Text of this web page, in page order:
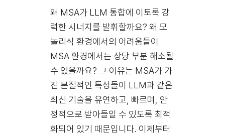
왜 MSA가 LLM 통합에 이토록 강
력한 시너지를 발휘할까요? 왜 모
놀리식 환경에서의 어려움들이
MSA 환경에서는 상당 부분 해소될
수 있을까요? 그 이유는 MSA가 가
진 본질적인 특성들이 LLM과 같은
최신 기술을 유연하고, 빠르며, 안
정적으로 받아들일 수 있도록 최적
화되어 있기 때문입니다. 이제부터